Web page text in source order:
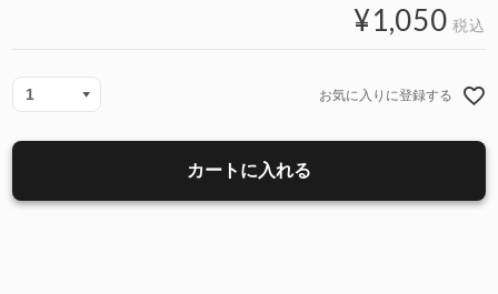
¥1,050 税込
お気に入りに登録する
カートに入れる